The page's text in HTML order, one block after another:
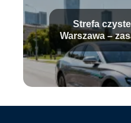
Strefa
Warszawa –